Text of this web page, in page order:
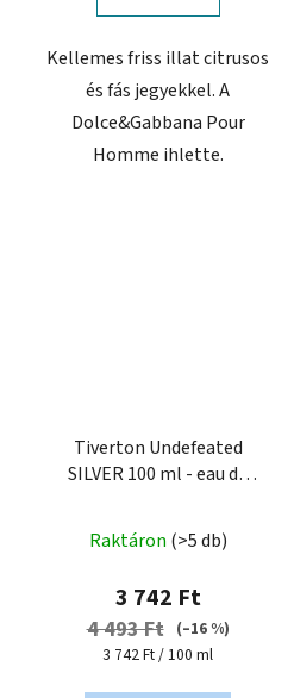
Kellemes friss illat citrusos
és fás jegyekkel. A
Dolce&Gabbana Pour
Homme ihlette.
Tiverton Undefeated
SILVER 100 ml - eau de
Raktáron (>5 db)
3 742 Ft
4 493 Ft
(–16 %)
Egységár:
3 742 Ft / 100 ml